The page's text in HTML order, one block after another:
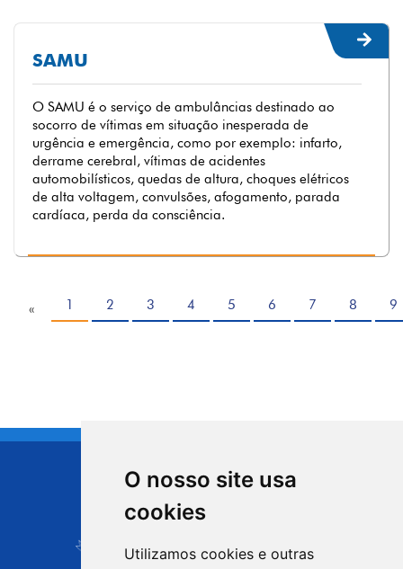
O nosso site usa
cookies
Utilizamos cookies e outras
SAMU
O SAMU é o serviço de ambulâncias destinado ao
socorro de vítimas em situação inesperada de
urgência e emergência, como por exemplo: infarto,
derrame cerebral, vítimas de acidentes
automobilísticos, quedas de altura, choques elétricos
de alta voltagem, convulsões, afogamento, parada
cardíaca, perda da consciência.
« 1 2 3 4 5 6 7 8 9
CIDADE DE
Carapicuíba